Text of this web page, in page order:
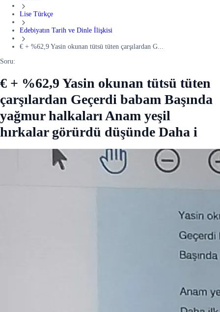
Lise Türkçe
Edebiyatın Tarih ve Dinle İlişkisi
€ + %62,9 Yasin okunan tütsü tüten çarşılardan G...
Soru:
€ + %62,9 Yasin okunan tütsü tüten
çarşılardan Geçerdi babam Başında
yağmur halkaları Anam yeşil
hırkalar görürdü düşünde Daha i